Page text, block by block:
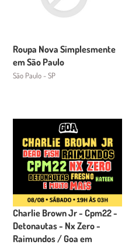
Roupa Nova Simplesmente
em São Paulo
São Paulo - SP
Charlie Brown Jr - Cpm22 -
Detonautas - Nx Zero -
Raimundos / Goa em